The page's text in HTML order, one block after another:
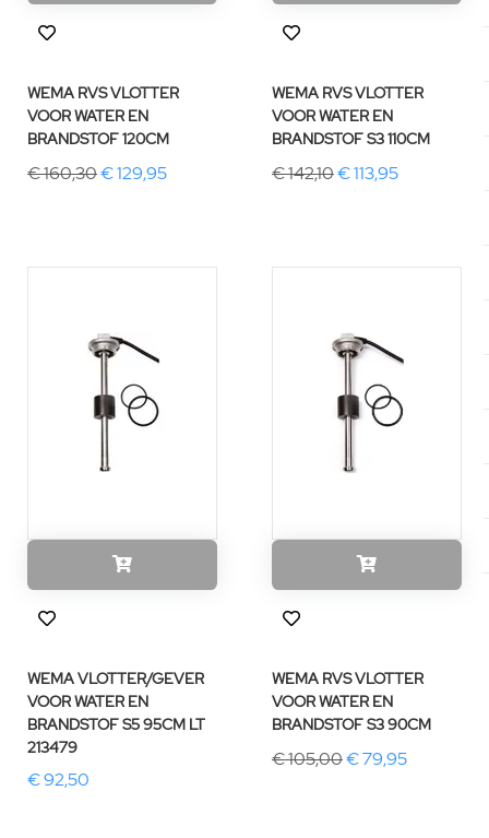
WEMA RVS VLOTTER
VOOR WATER EN
BRANDSTOF 120CM
€ 160,30€ 129,95
WEMA RVS VLOTTER
VOOR WATER EN
BRANDSTOF S3 110CM
€ 142,10€ 113,95
WEMA VLOTTER/GEVER
VOOR WATER EN
BRANDSTOF S5 95CM LT
213479
€ 92,50
WEMA RVS VLOTTER
VOOR WATER EN
BRANDSTOF S3 90CM
€ 105,00€ 79,95